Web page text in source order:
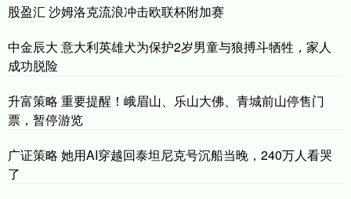
股盈汇 沙姆洛克流浪冲击欧联杯附加赛
中金辰大 意大利英雄犬为保护2岁男童与狼搏斗牺牲，家人
成功脱险
升富策略 重要提醒！峨眉山、乐山大佛、青城前山停售门
票，暂停游览
广证策略 她用AI穿越回泰坦尼克号沉船当晚，240万人看哭
了